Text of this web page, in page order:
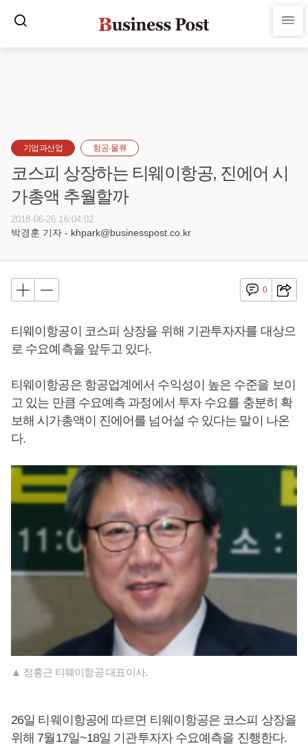
기업과산업 항공·물류
코스피 상장하는 티웨이항공, 진에어 시
가총액 추월할까
2018-06-26 16:04:02
박경훈 기자 - khpark@businesspost.co.kr
0
티웨이항공이 코스피 상장을 위해 기관투자자를 대상으
로 수요예측을 앞두고 있다.
티웨이항공은 항공업계에서 수익성이 높은 수준을 보이
고 있는 만큼 수요예측 과정에서 투자 수요를 충분히 확
보해 시가총액이 진에어를 넘어설 수 있다는 말이 나온
다.
▲ 정홍근 티웨이항공 대표이사.
26일 티웨이항공에 따르면 티웨이항공은 코스피 상장을
위해 7월17일~18일 기관투자자 수요예측을 진행한다.